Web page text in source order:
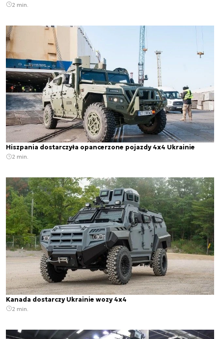
2 min.
Hiszpania dostarczyła opancerzone pojazdy 4x4 Ukrainie
2 min.
Kanada dostarczy Ukrainie wozy 4x4
2 min.